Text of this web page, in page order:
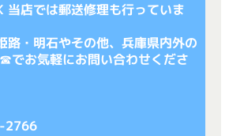
当店では郵送修理も行っていま
路・明石やその他、兵庫県内外の
でお気軽にお問い合わせくださ
2766